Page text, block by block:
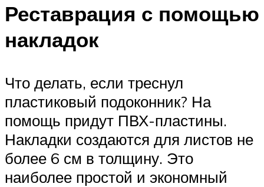
Реставрация с помощью
накладок
Что делать, если треснул
пластиковый подоконник? На
помощь придут ПВХ-пластины.
Накладки создаются для листов не
более 6 см в толщину. Это
наиболее простой и экономный